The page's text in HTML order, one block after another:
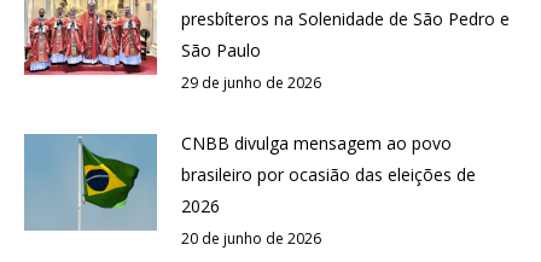
presbíteros na Solenidade de São Pedro e
São Paulo
29 de junho de 2026
CNBB divulga mensagem ao povo
brasileiro por ocasião das eleições de
2026
20 de junho de 2026